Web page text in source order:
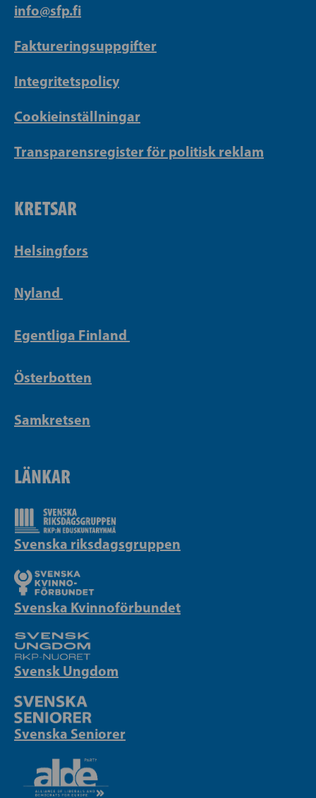
info@sfp.fi
Faktureringsuppgifter
Integritetspolicy
Cookieinställningar
Transparensregister för politisk reklam
KRETSAR
Helsingfors
Nyland
Egentliga Finland
Österbotten
Samkretsen
LÄNKAR
Svenska riksdagsgruppen
Svenska Kvinnoförbundet
Svensk Ungdom
Svenska Seniorer